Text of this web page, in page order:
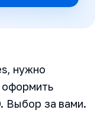
нужно
оформить
Выбор за вами.